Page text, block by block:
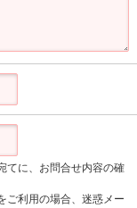
てに、お問合せ内容の確
ご利用の場合、迷惑メー